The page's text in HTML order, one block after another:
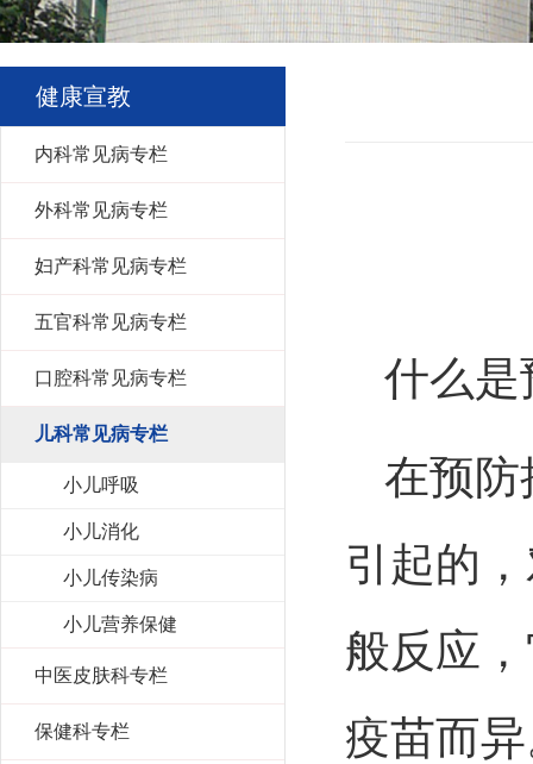
健康宣教
内科常见病专栏
外科常见病专栏
妇产科常见病专栏
五官科常见病专栏
口腔科常见病专栏
儿科常见病专栏
小儿呼吸
小儿消化
小儿传染病
小儿营养保健
中医皮肤科专栏
保健科专栏
什么是
在预防
引起的
般反应
疫苗而